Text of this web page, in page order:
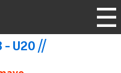
- U20 //